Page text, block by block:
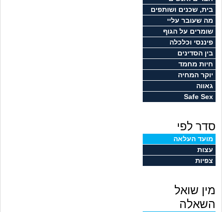
בית, שכנים ושותפים
מה שעובר עליי
שומרים על הגוף
פיננסי וכלכלה
בין הסדינים
חיות מחמד
יוקר המחיה
גאווה
Safe Sex
סדר לפי
מועד העלאה
עצות
צפיות
מין שואל
השאלה